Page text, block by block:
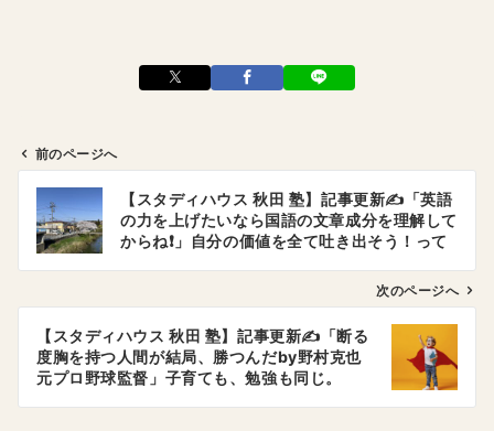
ビ
ン
前のページへ
【スタディハウス 秋田 塾】記事更新✍️「英語
の力を上げたいなら国語の文章成分を理解して
からね❗️」自分の価値を全て吐き出そう！って
次のページへ
【スタディハウス 秋田 塾】記事更新✍️「断る
度胸を持つ人間が結局、勝つんだby野村克也
元プロ野球監督」子育ても、勉強も同じ。